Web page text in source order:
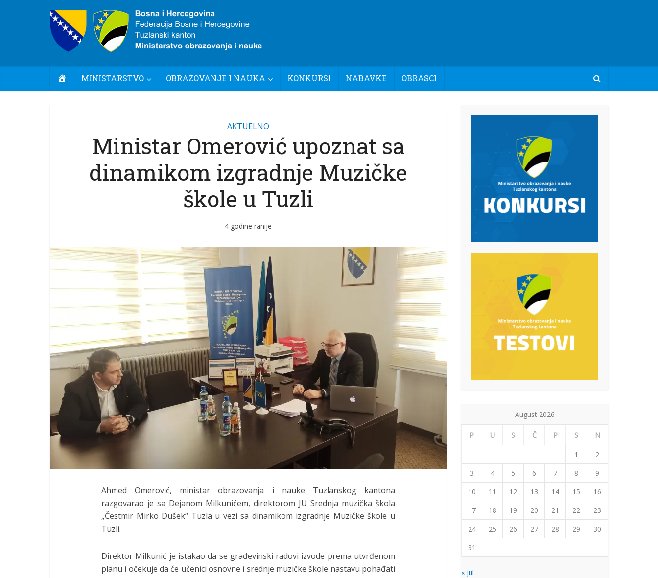
POČETNA
MINISTARSTVO OBRAZOVANJE I NAUKA KONKURSI NABAVKE OBRASCI
AKTUELNO
Ministar Omerović upoznat sa
dinamikom izgradnje Muzičke
škole u Tuzli
4 godine ranije
Ahmed Omerović, ministar obrazovanja i nauke Tuzlanskog kantona
razgovarao je sa Dejanom Milkunićem, direktorom JU Srednja muzička škola
„Čestmir Mirko Dušek“ Tuzla u vezi sa dinamikom izgradnje Muzičke škole u
Tuzli.
Direktor Milkunić je istakao da se građevinski radovi izvode prema utvrđenom
planu i očekuje da će učenici osnovne i srednje muzičke škole nastavu pohađati
August 2026
P U S Č P S N
1
2
3
4 5 6 7 8
9
10
11 12 13 14 15
16
17
18 19 20 21 22
23
24
25 26 27 28 29
30
31
« jul